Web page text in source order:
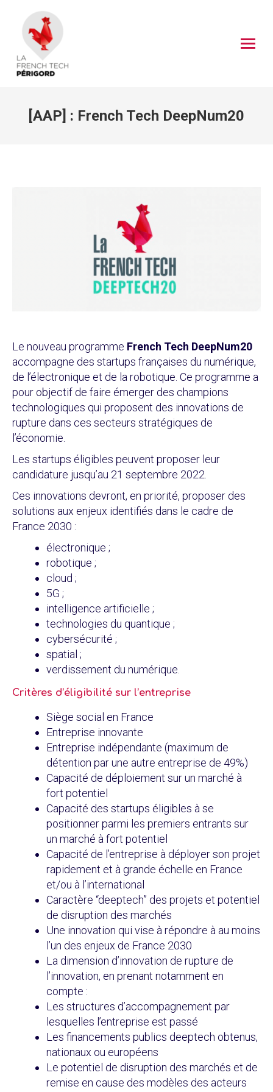
[AAP] : French Tech DeepNum20
Le nouveau programme French Tech DeepNum20
accompagne des startups françaises du numérique,
de l’électronique et de la robotique. Ce programme a
pour objectif de faire émerger des champions
technologiques qui proposent des innovations de
rupture dans ces secteurs stratégiques de
l’économie.
Les startups éligibles peuvent proposer leur
candidature jusqu’au 21 septembre 2022
Ces innovations devront, en priorité, proposer des
solutions aux enjeux identifiés dans le cadre de
France 2030 :
électronique ;
robotique ;
cloud ;
5G ;
intelligence artificielle ;
technologies du quantique ;
cybersécurité ;
spatial ;
verdissement du numérique.
Critères d’éligibilité sur l’entreprise
Siège social en France
Entreprise innovante
Entreprise indépendante (maximum de
détention par une autre entreprise de 49%)
Capacité de déploiement sur un marché à
fort potentiel
Capacité des startups éligibles à se
positionner parmi les premiers entrants sur
un marché à fort potentiel
Capacité de l’entreprise à déployer son projet
rapidement et à grande échelle en France
et/ou à l’international
Caractère “deeptech” des projets et potentiel
de disruption des marchés
Une innovation qui vise à répondre à au moins
l’un des enjeux de France 2030
La dimension d’innovation de rupture de
l’innovation, en prenant notamment en
compte :
Les structures d’accompagnement par
lesquelles l’entreprise est passé
Les financements publics deeptech obtenus,
nationaux ou européens
Le potentiel de disruption des marchés et de
remise en cause des modèles des acteurs